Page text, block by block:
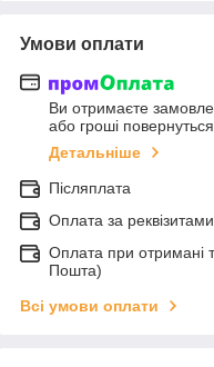
Умови оплати
Ви отримаєте
або гроші
Детальніше
Післяплата
Оплата за
Оплата при отримані
Пошта)
Всі умови оплати